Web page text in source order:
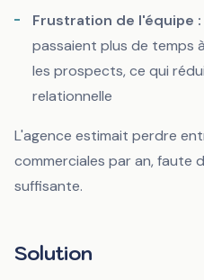
Frustration de l'équipe :
passaient plus de temps
les prospects, ce qui
relationnelle
L'agence estimait perdre
commerciales par an, faute
suffisante.
Solution